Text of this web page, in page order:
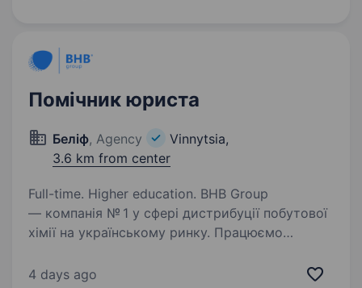
Помічник юриста
Беліф, Agency
Vinnytsia,
3.6 km from center
Full-time. Higher education. BHB Group
— компанія № 1 у сфері дистрибуції побутової
хімії на українському ринку. Працюємо
Pharm, Nutricia, Evyap, Essity, Kimberly-Clark,
4 days ago